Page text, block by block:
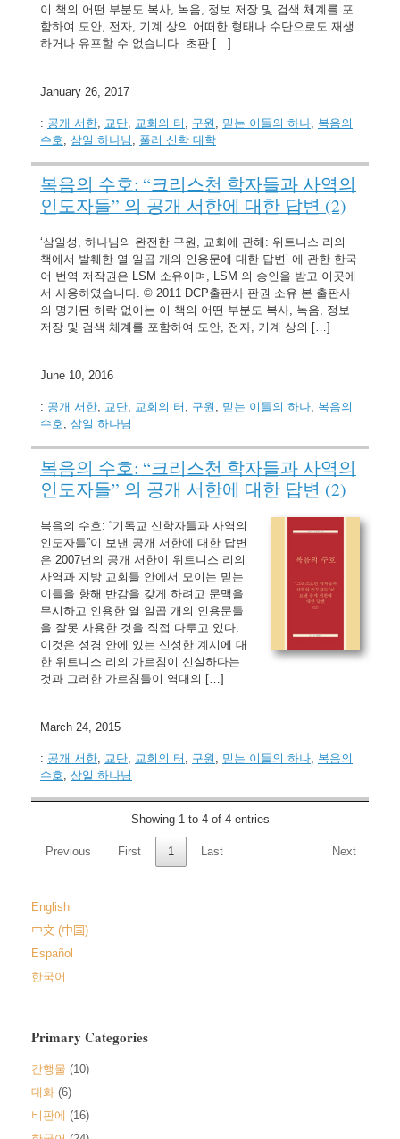
이 책의 어떤 부분도 복사, 녹음, 정보 저장 및 검색 체계를 포
함하여 도안, 전자, 기계 상의 어떠한 형태나 수단으로도 재생
하거나 유포할 수 없습니다. 초판 […]
January 26, 2017
: 공개 서한, 교단, 교회의 터 , 구원 , 믿는 이들의 하나, 복음의
수호, 삼일 하나님 , 풀러 신학 대학
복음의 수호: “크리스천 학자들과 사역의
인도자들” 의 공개 서한에 대한 답변 (2)
‘삼일성, 하나님의 완전한 구원, 교회에 관해: 위트니스 리의
책에서 발췌한 열 일곱 개의 인용문에 대한 답변’ 에 관한 한국
어 번역 저작권은 LSM 소유이며, LSM 의 승인을 받고 이곳에
서 사용하였습니다. © 2011 DCP출판사 판권 소유 본 출판사
의 명기된 허락 없이는 이 책의 어떤 부분도 복사, 녹음, 정보
저장 및 검색 체계를 포함하여 도안, 전자, 기계 상의 […]
June 10, 2016
: 공개 서한, 교단, 교회의 터 , 구원 , 믿는 이들의 하나, 복음의
수호, 삼일 하나님
복음의 수호: “크리스천 학자들과 사역의
인도자들” 의 공개 서한에 대한 답변 (2)
복음의 수호: “기독교 신학자들과 사역의
인도자들”이 보낸 공개 서한에 대한 답변
은 2007년의 공개 서한이 위트니스 리의
사역과 지방 교회들 안에서 모이는 믿는
이들을 향해 반감을 갖게 하려고 문맥을
무시하고 인용한 열 일곱 개의 인용문들
을 잘못 사용한 것을 직접 다루고 있다.
이것은 성경 안에 있는 신성한 계시에 대
한 위트니스 리의 가르침이 신실하다는
것과 그러한 가르침들이 역대의 […]
March 24, 2015
: 공개 서한, 교단, 교회의 터 , 구원 , 믿는 이들의 하나, 복음의
수호, 삼일 하나님
Showing 1 to 4 of 4 entries
First
Previous 1 Next
Last
English
中文 (中国)
Español
한국어
Primary Categories
간행물 (10)
대화 (6)
비판에 (16)